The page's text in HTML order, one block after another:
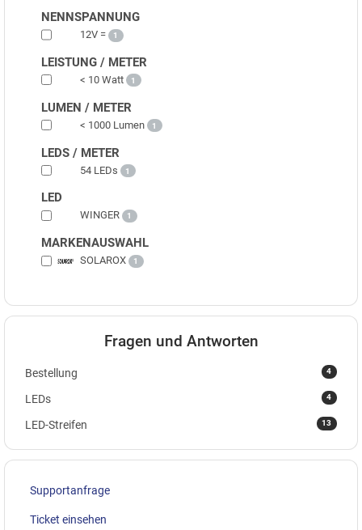
NENNSPANNUNG
12V = 1
LEISTUNG / METER
< 10 Watt 1
LUMEN / METER
< 1000 Lumen 1
LEDS / METER
54 LEDs 1
LED
WINGER 1
MARKENAUSWAHL
SOLAROX 1
Fragen und Antworten
4
Bestellung
4
LEDs
13
LED-Streifen
Supportanfrage
Ticket einsehen